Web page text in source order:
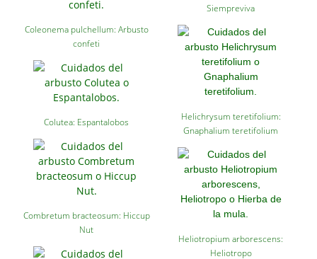
Coleonema pulchellum: Arbusto
confeti
Colutea: Espantalobos
Combretum bracteosum: Hiccup
Nut
Siempreviva
Helichrysum teretifolium:
Gnaphalium teretifolium
Heliotropium arborescens:
Heliotropo